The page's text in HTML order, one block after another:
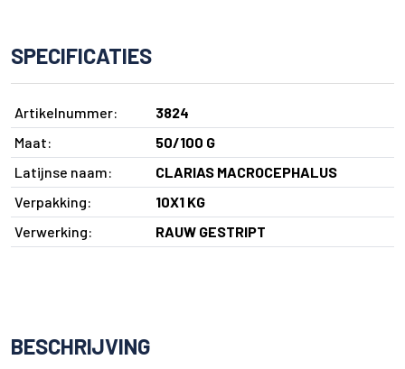
SPECIFICATIES
Artikelnummer:
3824
Maat:
50/100 G
Latijnse naam:
CLARIAS MACROCEPHALUS
Verpakking:
10X1 KG
Verwerking:
RAUW GESTRIPT
BESCHRIJVING